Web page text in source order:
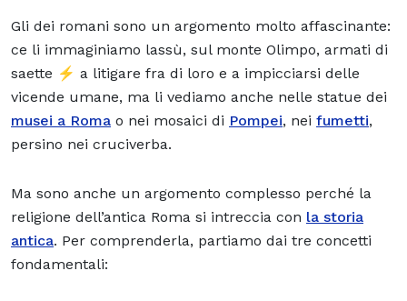
Gli dei romani sono un argomento molto affascinante:
ce li immaginiamo lassù, sul monte Olimpo, armati di
saette ⚡ a litigare fra di loro e a impicciarsi delle
vicende umane, ma li vediamo anche nelle statue dei
musei a Roma o nei mosaici di Pompei, nei fumetti,
persino nei cruciverba.
Ma sono anche un argomento complesso perché la
religione dell’antica Roma si intreccia con la storia
antica. Per comprenderla, partiamo dai tre concetti
fondamentali: